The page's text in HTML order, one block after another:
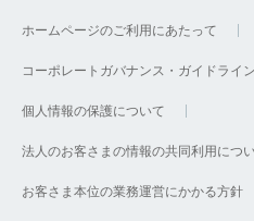
ホームページのご利用にあたって
コーポレートガバナンス・ガイドライン
個人情報の保護について
法人のお客さまの情報の共同利用につ
お客さま本位の業務運営にかかる方針